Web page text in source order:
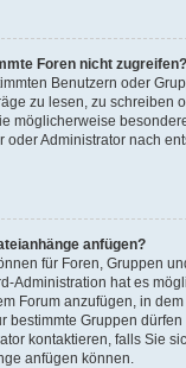
Foren nicht zugreifen?
Benutzern oder
zu lesen, zu schreiben
möglicherweise
oder Administrator nach
anfügen?
für Foren, Gruppen
Administration hat es
Forum anzufügen, in
bestimmte Gruppen
kontaktieren, falls Sie
anfügen können.